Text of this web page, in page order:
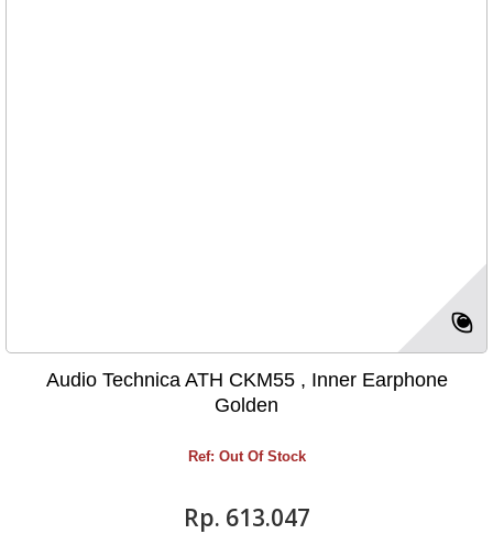
Audio Technica ATH CKM55 , Inner Earphone
Golden
Ref: Out Of Stock
Rp‎. 613.047